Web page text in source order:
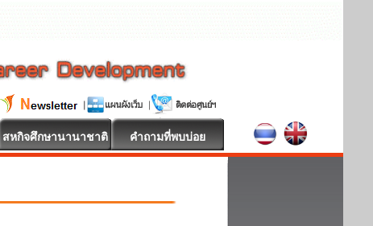
สหกิจศึกษานานาชาติ คำถามที่พบบ่อย